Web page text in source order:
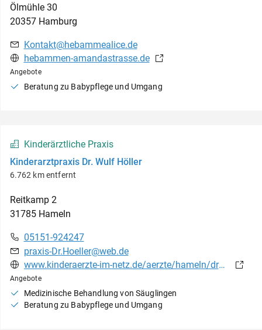
Ölmühle 30
20357 Hamburg
Kontakt@hebammealice.de
hebammen-amandastrasse.de
Angebote
Beratung zu Babypflege und Umgang
Kinderärztliche Praxis
Kinderarztpraxis Dr. Wulf Höller
6.762 km entfernt
Reitkamp 2
31785 Hameln
05151-924247
praxis-Dr.Hoeller@web.de
www.kinderaerzte-im-netz.de/aerzte/hameln/drhoeller/startseite.html
Angebote
Medizinische Behandlung von Säuglingen
Beratung zu Babypflege und Umgang